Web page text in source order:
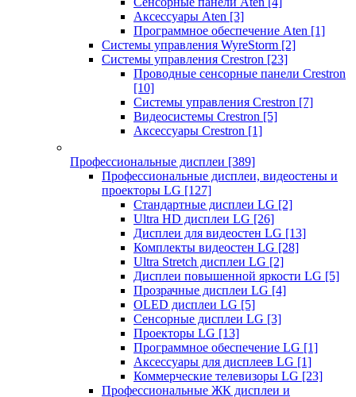
Аксессуары Aten [3]
Программное обеспечение Aten [1]
Системы управления WyreStorm [2]
Системы управления Crestron [23]
Проводные сенсорные панели Crestron
[10]
Системы управления Crestron [7]
Видеосистемы Crestron [5]
Аксессуары Crestron [1]
Профессиональные дисплеи [389]
Профессиональные дисплеи, видеостены и
проекторы LG [127]
Стандартные дисплеи LG [2]
Ultra HD дисплеи LG [26]
Дисплеи для видеостен LG [13]
Комплекты видеостен LG [28]
Ultra Stretch дисплеи LG [2]
Дисплеи повышенной яркости LG [5]
Прозрачные дисплеи LG [4]
OLED дисплеи LG [5]
Сенсорные дисплеи LG [3]
Проекторы LG [13]
Программное обеспечение LG [1]
Аксессуары для дисплеев LG [1]
Коммерческие телевизоры LG [23]
Профессиональные ЖК дисплеи и